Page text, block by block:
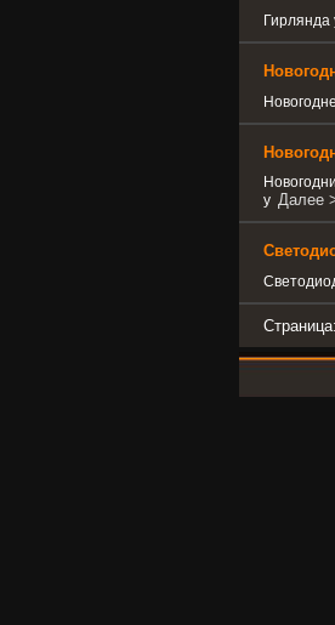
Гирлянда
у Далее